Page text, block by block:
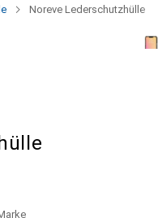
Noreve Lederschutzhülle